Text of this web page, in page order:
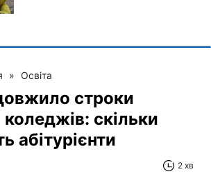
» Освіта
строки
скільки
абітурієнти
2 хв